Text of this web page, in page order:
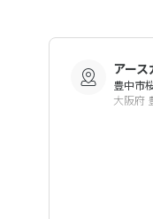
アース
豊中市
大阪府